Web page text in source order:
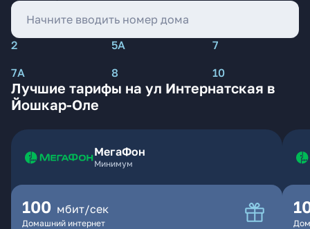
2 5А
7
7А
8 10
Лучшие тарифы на ул Интернатская в
Йошкар-Оле
МегаФон
Минимум
100 мбит/сек
Домашний интернет